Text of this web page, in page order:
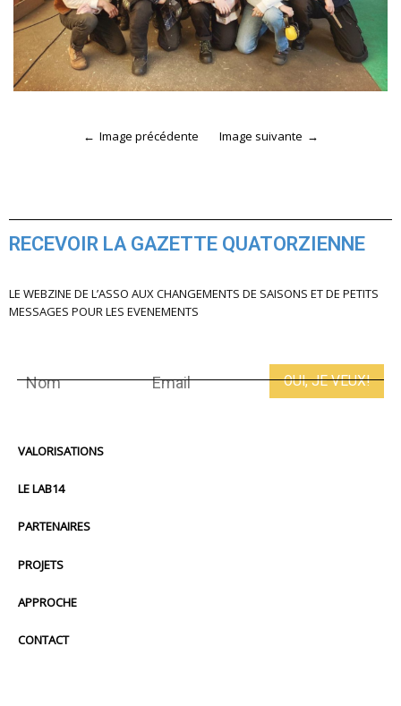
Image précédente Image suivante
RECEVOIR LA GAZETTE QUATORZIENNE
LE WEBZINE DE L’ASSO AUX CHANGEMENTS DE SAISONS ET DE PETITS
MESSAGES POUR LES EVENEMENTS
VALORISATIONS
LE LAB14
PARTENAIRES
PROJETS
APPROCHE
CONTACT